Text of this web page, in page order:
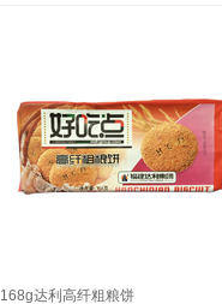
168g达利高纤粗粮饼